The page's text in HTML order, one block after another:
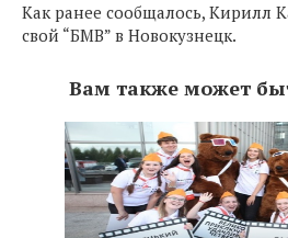
Как ранее сообщалось, Кирилл
свой “БМВ” в Новокузнецк.
Вам также может